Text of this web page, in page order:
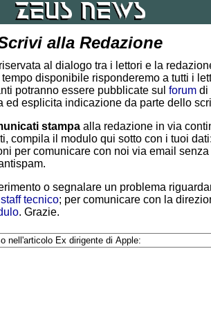
alla Redazione
al dialogo tra i lettori e la
disponibile risponderemo a tutti i
potranno essere pubblicate sul forum di
ed esplicita indicazione da parte dello
stampa alla redazione in via
compila il modulo qui sotto con i tuoi
per comunicare con noi via email senza
o segnalare un problema
tecnico; per comunicare con la
. Grazie.